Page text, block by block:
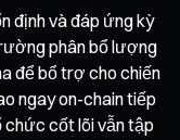
định và đáp ứng kỳ
phân bổ lượng
để bổ trợ cho chiến
ngay on-chain tiếp
cốt lõi vẫn tập